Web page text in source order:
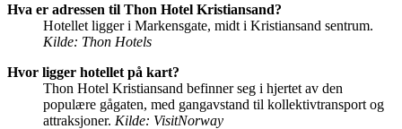
Hva er adressen til Thon Hotel Kristiansand?
Hotellet ligger i Markensgate, midt i Kristiansand sentrum.
Kilde: Thon Hotels
Hvor ligger hotellet på kart?
Thon Hotel Kristiansand befinner seg i hjertet av den
populære gågaten, med gangavstand til kollektivtransport og
attraksjoner. Kilde: VisitNorway